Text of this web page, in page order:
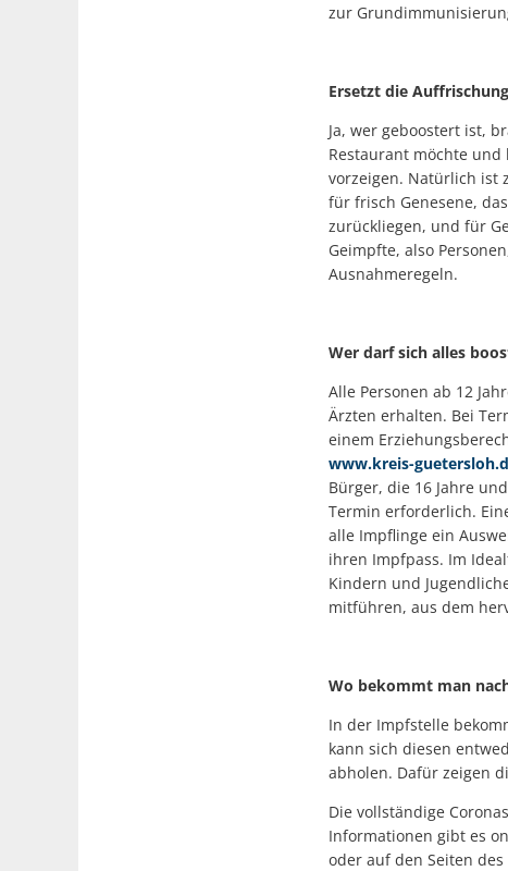
zur
Ersetzt die
Ja, wer geboostert ist,
Restaurant möchte
vorzeigen. Natürlich ist
für frisch Genesene,
zurückliegen, und für
Geimpfte, also
Ausnahmeregeln.
Wer darf sich alles
Alle Personen ab 12
Ärzten erhalten. Bei
einem
www.kreis-
Bürger, die 16 Jahre
Termin erforderlich.
alle Impflinge ein
ihren Impfpass. Im
Kindern und
mitführen, aus dem
Wo bekommt man
In der Impfstelle
kann sich diesen
abholen. Dafür zeigen
Die vollständige
Informationen gibt es
oder auf den Seiten